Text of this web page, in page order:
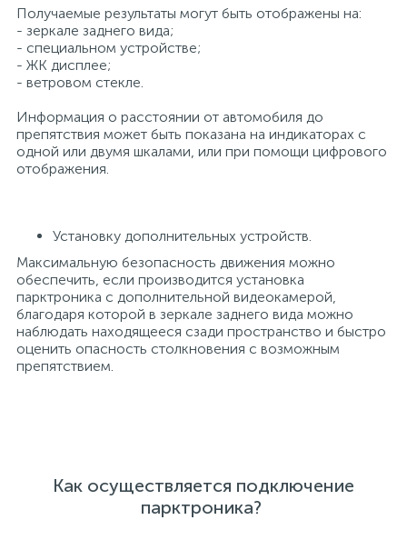
Получаемые результаты могут быть отображены на:
- зеркале заднего вида;
- специальном устройстве;
- ЖК дисплее;
- ветровом стекле.
Информация о расстоянии от автомобиля до
препятствия может быть показана на индикаторах с
одной или двумя шкалами, или при помощи цифрового
отображения.
Установку дополнительных устройств.
Максимальную безопасность движения можно
обеспечить, если производится установка
парктроника с дополнительной видеокамерой,
благодаря которой в зеркале заднего вида можно
наблюдать находящееся сзади пространство и быстро
оценить опасность столкновения с возможным
препятствием.
Как осуществляется подключение
парктроника?